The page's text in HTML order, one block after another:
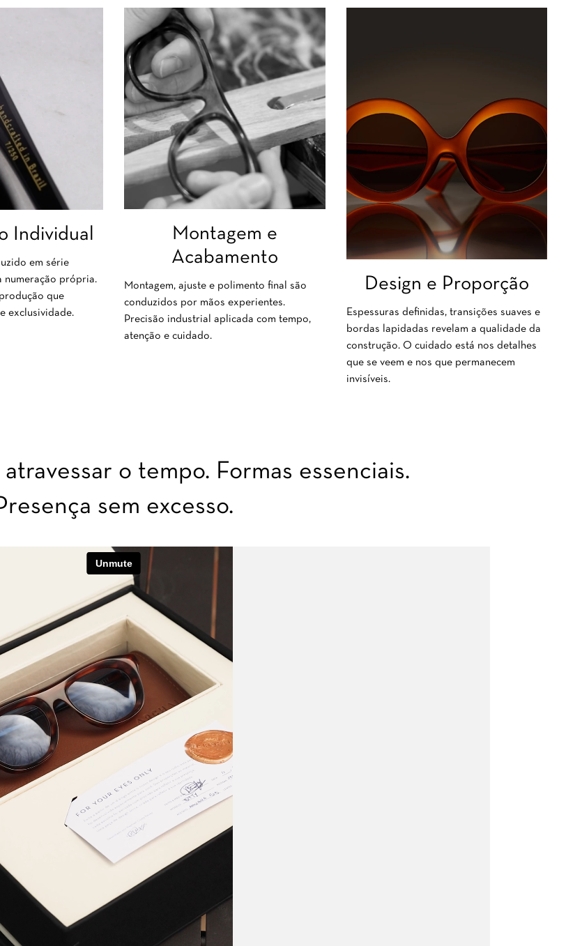
Individual
em série
numeração própria.
que
exclusividade.
Montagem e
Acabamento
Montagem, ajuste e polimento final são
conduzidos por mãos experientes.
Precisão industrial aplicada com tempo,
atenção e cuidado.
Design e Proporção
Espessuras definidas, transições suaves e
bordas lapidadas revelam a qualidade da
construção. O cuidado está nos detalhes
que se veem e nos que permanecem
invisíveis.
o tempo. Formas essenciais.
sem excesso.